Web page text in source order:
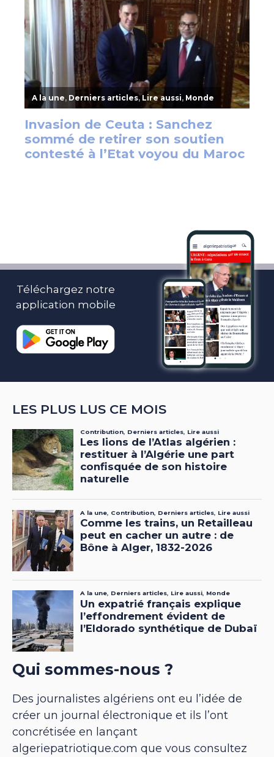
Téléchargez notre
application mobile
LES PLUS LUS CE MOIS
Qui sommes-nous ?
Des journalistes algériens ont eu l’idée de
créer un journal électronique et ils l’ont
concrétisée en lançant
algeriepatriotique.com que vous consultez